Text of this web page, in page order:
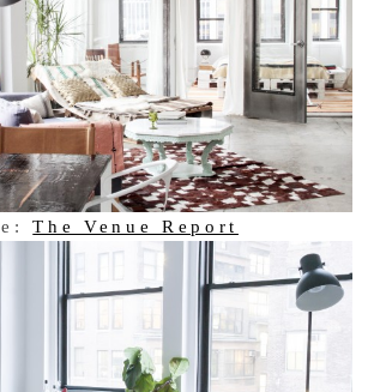
The Venue Report